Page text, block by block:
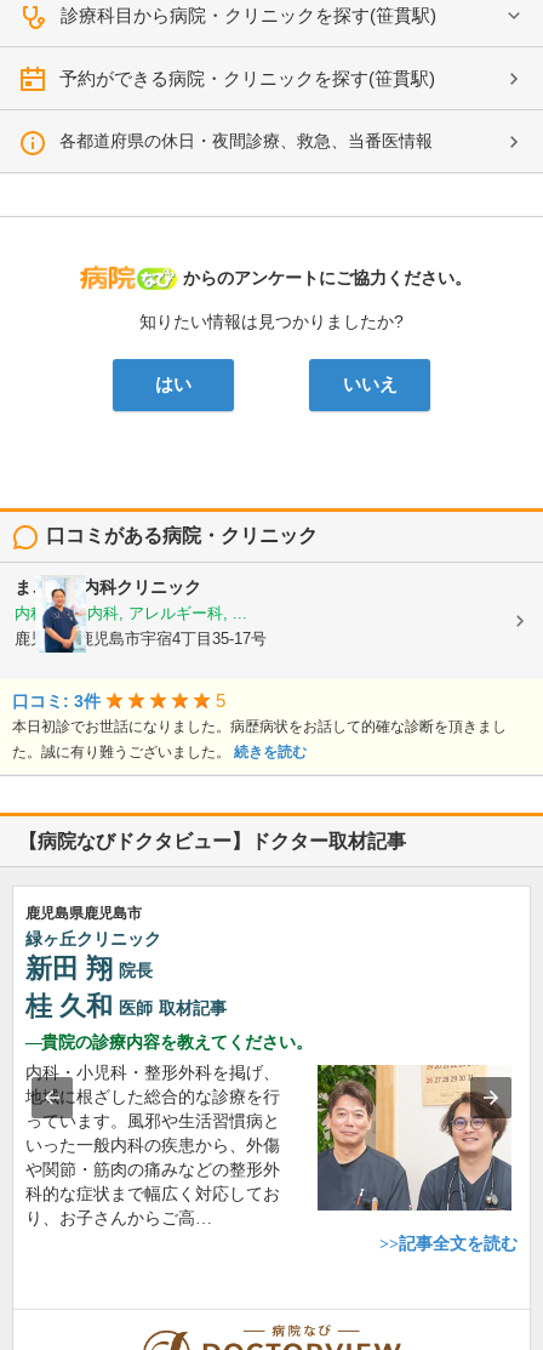
診療科目から病院・クリニックを探す(笹貫駅)
予約ができる病院・クリニックを探す(笹貫駅)
各都道府県の休日・夜間診療、救急、当番医情報
病院なび
からのアンケートにご協力ください。
知りたい情報は見つかりましたか?
はい いいえ
口コミがある病院・クリニック
まごころ内科クリニック
内科, 神経内科, アレルギー科, ...
鹿児島県鹿児島市宇宿4丁目35-17号
口コミ: 3件 5
本日初診でお世話になりました。病歴病状をお話して的確な診断を頂きまし
た。誠に有り難うございました。 続きを読む
【病院なびドクタビュー】ドクター取材記事
鹿児島県鹿児島市
緑ヶ丘クリニック
新田 翔 院長
桂 久和 医師 取材記事
貴院の診療内容を教えてください。
内科・小児科・整形外科を掲げ、
地域に根ざした総合的な診療を行
っています。風邪や生活習慣病と
いった一般内科の疾患から、外傷
や関節・筋肉の痛みなどの整形外
科的な症状まで幅広く対応してお
り、お子さんからご高…
>>記事全文を読む